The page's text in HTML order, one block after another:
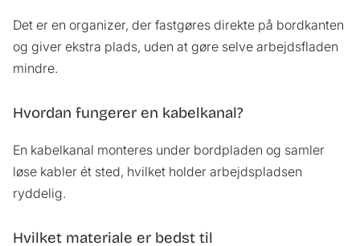
Det er en organizer, der fastgøres direkte på bordkanten
og giver ekstra plads, uden at gøre selve arbejdsfladen
mindre.
Hvordan fungerer en kabelkanal?
En kabelkanal monteres under bordpladen og samler
løse kabler ét sted, hvilket holder arbejdspladsen
ryddelig.
Hvilket materiale er bedst til